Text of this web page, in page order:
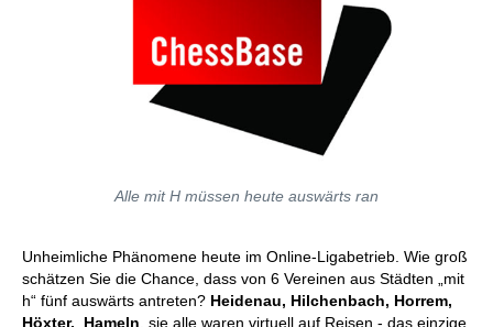
Alle mit H müssen heute auswärts ran
Unheimliche Phänomene heute im Online-Ligabetrieb. Wie groß
schätzen Sie die Chance, dass von 6 Vereinen aus Städten „mit
h“ fünf auswärts antreten? Heidenau, Hilchenbach, Horrem,
Höxter, Hameln, sie alle waren virtuell auf Reisen - das einzige